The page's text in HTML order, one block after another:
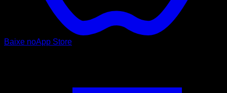
Baixe noApp Store